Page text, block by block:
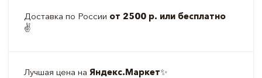
Доставка по России от 2500 р. или бесплатно
✌️
Лучшая цена на Яндекс.Маркет✨